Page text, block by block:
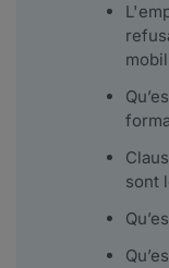
sont